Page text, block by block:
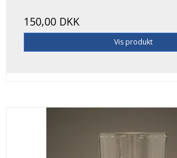
150,00 DKK
Vis produkt